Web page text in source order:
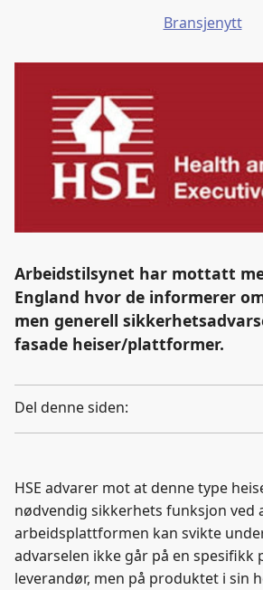
Bransjenytt
Arbeidstilsynet har mottatt
England hvor de informerer
men generell
fasade heiser/plattformer.
Del denne siden:
HSE advarer mot at denne type
nødvendig sikkerhets funksjon ved
arbeidsplattformen kan svikte
advarselen ikke går på en spesifikk
leverandør, men på produktet i sin